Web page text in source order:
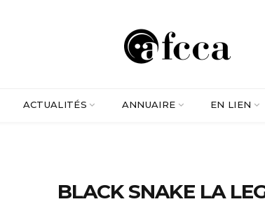
ACTUALITÉS ANNUAIRE EN LIEN
BLACK SNAKE LA